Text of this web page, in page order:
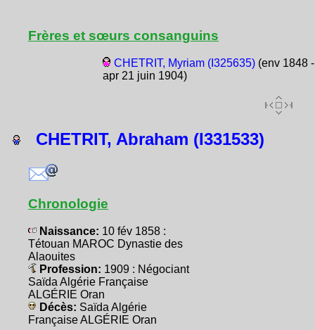
Frères et sœurs consanguins
CHETRIT, Myriam (I325635)(env 1848 -
apr 21 juin 1904)
CHETRIT, Abraham (I331533)
Chronologie
Naissance: 10 fév 1858 :
Tétouan MAROC Dynastie des
Alaouites
Profession: 1909 : Négociant
Saïda Algérie Française
ALGÉRIE Oran
Décès: Saïda Algérie
Française ALGÉRIE Oran